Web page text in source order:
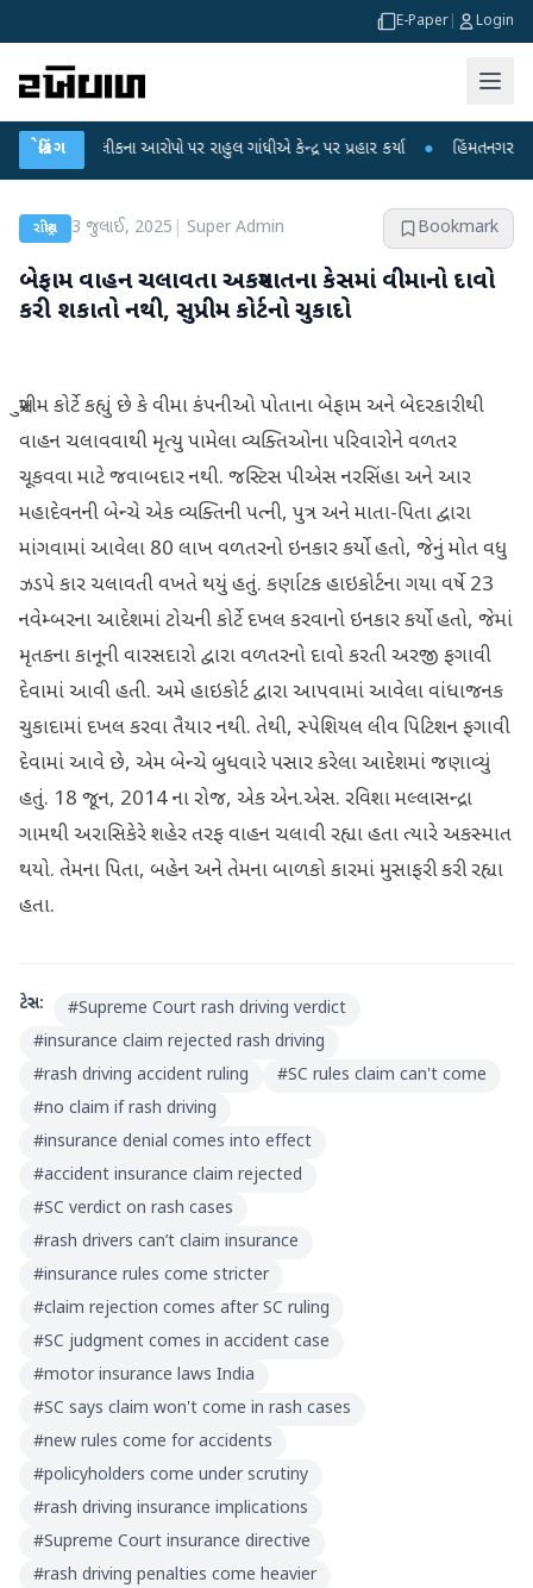
E-Paper Login
બ્રેકિંગ
લીકના આરોપો પર રાહુલ ગાંધીએ કેન્દ્ર પર પ્રહાર કર્યા ● હિંમતનગરમાં રહસ્યમય
રાષ્ટ્રીય 3 જુલાઈ, 2025 Super Admin Bookmark
બેફામ વાહન ચલાવતા અકસ્માતના કેસમાં વીમાનો દાવો
કરી શકાતો નથી, સુપ્રીમ કોર્ટનો ચુકાદો
સુપ્રીમ કોર્ટે કહ્યું છે કે વીમા કંપનીઓ પોતાના બેફામ અને બેદરકારીથી
વાહન ચલાવવાથી મૃત્યુ પામેલા વ્યક્તિઓના પરિવારોને વળતર
ચૂકવવા માટે જવાબદાર નથી. જસ્ટિસ પીએસ નરસિંહા અને આર
મહાદેવનની બેન્ચે એક વ્યક્તિની પત્ની, પુત્ર અને માતા-પિતા દ્વારા
માંગવામાં આવેલા 80 લાખ વળતરનો ઇનકાર કર્યો હતો, જેનું મોત વધુ
ઝડપે કાર ચલાવતી વખતે થયું હતું. કર્ણાટક હાઇકોર્ટના ગયા વર્ષે 23
નવેમ્બરના આદેશમાં ટોચની કોર્ટે દખલ કરવાનો ઇનકાર કર્યો હતો, જેમાં
મૃતકના કાનૂની વારસદારો દ્વારા વળતરનો દાવો કરતી અરજી ફગાવી
દેવામાં આવી હતી. અમે હાઇકોર્ટ દ્વારા આપવામાં આવેલા વાંધાજનક
ચુકાદામાં દખલ કરવા તૈયાર નથી. તેથી, સ્પેશિયલ લીવ પિટિશન ફગાવી
દેવામાં આવે છે, એમ બેન્ચે બુધવારે પસાર કરેલા આદેશમાં જણાવ્યું
હતું. 18 જૂન, 2014 ના રોજ, એક એન.એસ. રવિશા મલ્લાસન્દ્રા
ગામથી અરાસિકેરે શહેર તરફ વાહન ચલાવી રહ્યા હતા ત્યારે અકસ્માત
થયો. તેમના પિતા, બહેન અને તેમના બાળકો કારમાં મુસાફરી કરી રહ્યા
હતા.
ટેગ્સ: #Supreme Court rash driving verdict
#insurance claim rejected rash driving
#rash driving accident ruling #SC rules claim can't come
#no claim if rash driving
#insurance denial comes into effect
#accident insurance claim rejected
#SC verdict on rash cases
#rash drivers can’t claim insurance
#insurance rules come stricter
#claim rejection comes after SC ruling
#SC judgment comes in accident case
#motor insurance laws India
#SC says claim won't come in rash cases
#new rules come for accidents
#policyholders come under scrutiny
#rash driving insurance implications
#Supreme Court insurance directive
#rash driving penalties come heavier